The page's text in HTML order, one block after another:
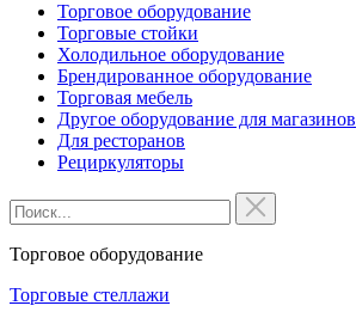
Торговое оборудование
Торговые стойки
Холодильное оборудование
Брендированное оборудование
Торговая мебель
Другое оборудование для магазинов
Для ресторанов
Рециркуляторы
Торговое оборудование
Торговые стеллажи